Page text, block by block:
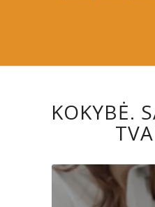
KOKYBĖ.